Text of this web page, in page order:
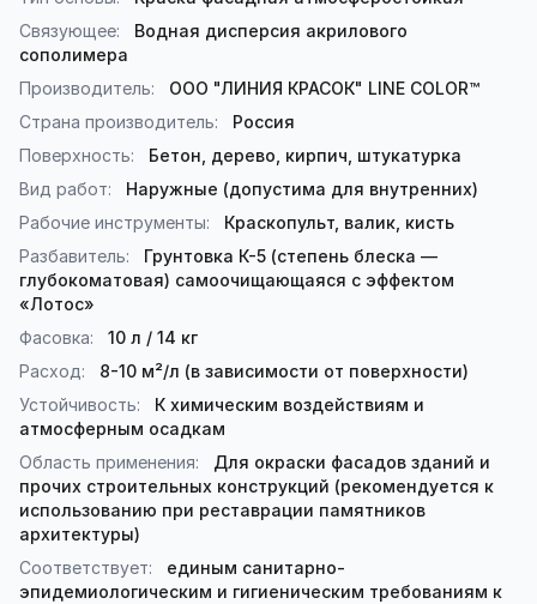
Связующее:
Водная дисперсия акрилового
сополимера
Производитель:
ООО "ЛИНИЯ КРАСОК" LINE COLOR™
Страна производитель:
Россия
Поверхность:
Бетон, дерево, кирпич, штукатурка
Вид работ:
Наружные (допустима для внутренних)
Рабочие инструменты:
Краскопульт, валик, кисть
Разбавитель:
Грунтовка К-5 (степень блеска —
глубокоматовая) самоочищающаяся с эффектом
«Лотос»
Фасовка:
10 л / 14 кг
Расход:
8-10 м²/л (в зависимости от поверхности)
Устойчивость:
К химическим воздействиям и
атмосферным осадкам
Область применения:
Для окраски фасадов зданий и
прочих строительных конструкций (рекомендуется к
использованию при реставрации памятников
архитектуры)
Соответствует:
единым санитарно-
эпидемиологическим и гигиеническим требованиям к